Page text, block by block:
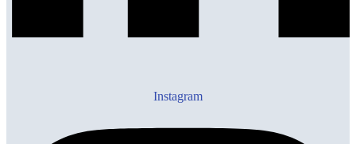
Instagram